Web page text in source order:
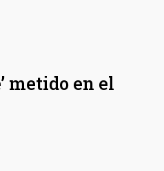
metido en el